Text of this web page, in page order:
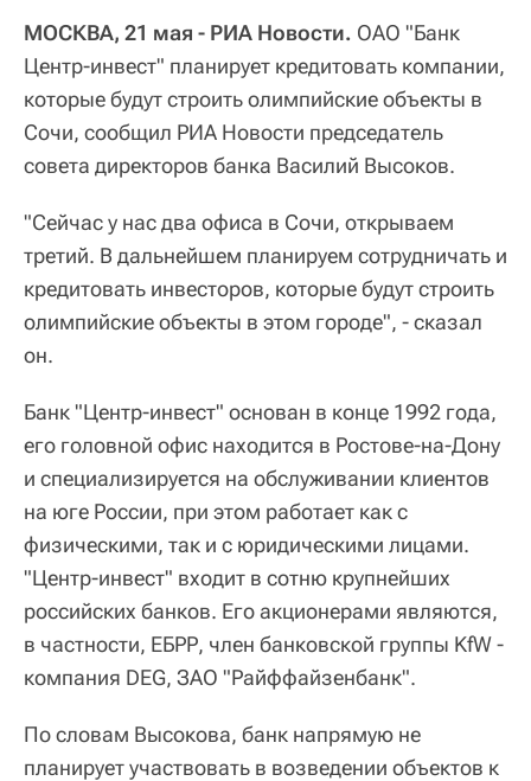
МОСКВА, 21 мая - РИА Новости. ОАО "Банк
Центр-инвест" планирует кредитовать компании,
которые будут строить олимпийские объекты в
Сочи, сообщил РИА Новости председатель
совета директоров банка Василий Высоков.
"Сейчас у нас два офиса в Сочи, открываем
третий. В дальнейшем планируем сотрудничать и
кредитовать инвесторов, которые будут строить
олимпийские объекты в этом городе", - сказал
он.
Банк "Центр-инвест" основан в конце 1992 года,
его головной офис находится в Ростове-на-Дону
и специализируется на обслуживании клиентов
на юге России, при этом работает как с
физическими, так и с юридическими лицами.
"Центр-инвест" входит в сотню крупнейших
российских банков. Его акционерами являются,
в частности, ЕБРР, член банковской группы KfW -
компания DEG, ЗАО "Райффайзенбанк".
По словам Высокова, банк напрямую не
планирует участвовать в возведении объектов к